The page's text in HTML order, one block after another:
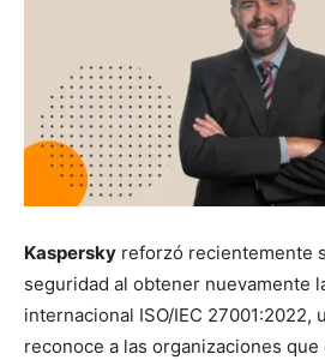
Kaspersky reforzó recientemente
seguridad al obtener nuevamente
internacional ISO/IEC 27001:2022,
reconoce a las organizaciones